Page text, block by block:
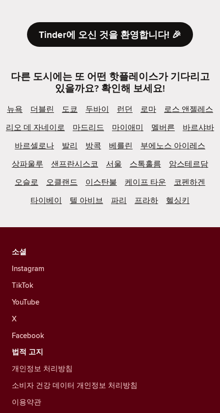
Tinder에 오신 것을 환영합니다! 🎉
다른 도시에는 또 어떤 핫플레이스가 기다리고
있을까요? 확인해 보세요!
뉴욕 더블린 도쿄 두바이 런던 로마
로스 앤젤레스
리오 데 자네이로
마드리드 마이애미 멜버른
바르샤바
바르셀로나
발리 방콕 베를린
부에노스 아이레스
상파울루
샌프란시스코 서울 스톡홀름
암스테르담
오슬로
오클랜드 이스탄불 케이프 타운
코펜하겐
타이베이
텔 아비브 파리 프라하 헬싱키
소셜
Instagram
TikTok
YouTube
X
Facebook
법적 고지
개인정보 처리방침
소비자 건강 데이터 개인정보 처리방침
이용약관